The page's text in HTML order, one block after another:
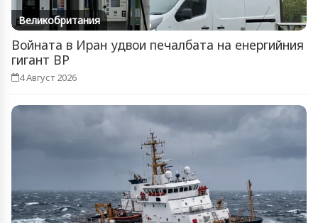
Великобритания
Войната в Иран удвои печалбата на енергийния
гигант BP
4 Август 2026